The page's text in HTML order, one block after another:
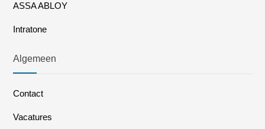
ASSA ABLOY
Intratone
Algemeen
Contact
Vacatures